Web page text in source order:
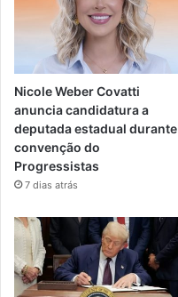
Nicole Weber Covatti
anuncia candidatura a
deputada estadual durante
convenção do
Progressistas
7 dias atrás